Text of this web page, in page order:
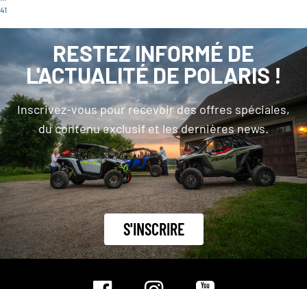
41
RESTEZ INFORMÉ DE
L'ACTUALITÉ DE POLARIS !
Inscrivez-vous pour recevoir des offres spéciales,
du contenu exclusif et les dernières news.
S'INSCRIRE